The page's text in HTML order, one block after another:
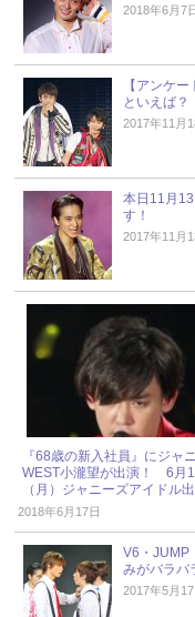
2018年6月7
【アンケ
といえば？
2017年11月
本日11月
す！
2017年11月
『68歳の新入社員』にジャ
WEST小瀧望が出演！ 6月
（月）ジャニーズアイドル
2018年6月17日
V6・JUMP
みがバラバ
2017年5月17